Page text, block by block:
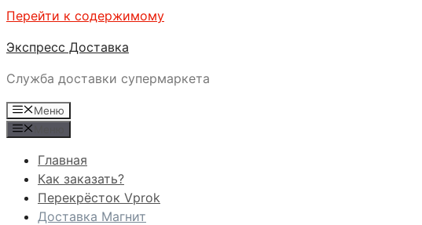
Перейти к содержимому
Экспресс Доставка
Служба доставки супермаркета
Меню
Главная
Как заказать?
Перекрёсток Vprok
Доставка Магнит